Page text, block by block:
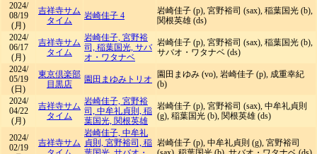
2024/
08/19
(月)
吉祥寺サム
タイム
岩崎佳子 4
岩崎佳子 (p), 宮野裕司 (sax), 稲葉国光 (b),
関根英雄 (ds)
2024/
06/17
(月)
吉祥寺サム
タイム
岩崎佳子, 宮野裕
司, 稲葉国光, サバ
オ・ワタナベ
岩崎佳子 (p), 宮野裕司 (sax), 稲葉国光 (b),
サバオ・ワタナベ (ds)
2024/
05/19
(日)
東京倶楽部
目黒店
園田まゆみトリオ
園田まゆみ (vo), 岩崎佳子 (p), 成重幸紀
(b)
2024/
04/22
(月)
吉祥寺サム
タイム
岩崎佳子, 宮野裕
司, 中牟礼貞則, 稲
葉国光, 関根英雄
岩崎佳子 (p), 宮野裕司 (sax), 中牟礼貞則
(g), 稲葉国光 (b), 関根英雄 (ds)
2024/
02/19
吉祥寺サム
岩崎佳子, 中牟礼
貞則, 宮野裕司, 稲 岩崎佳子 (p), 中牟礼貞則 (g), 宮野裕司